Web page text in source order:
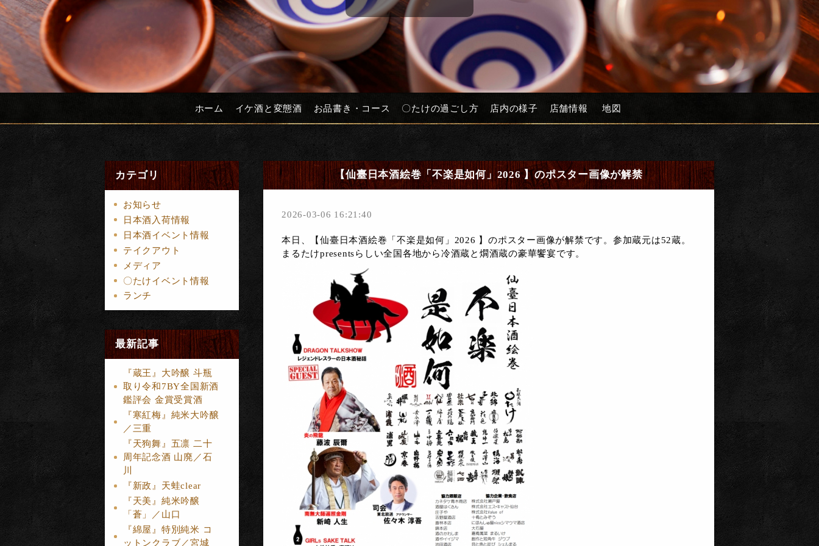
ホーム イケ酒と変態酒 お品書き・コース 〇たけの過ごし方 店内の様子 店舗情報 地図
カテゴリ
お知らせ
日本酒入荷情報
日本酒イベント情報
テイクアウト
メディア
〇たけイベント情報
ランチ
最新記事
『蔵王』大吟醸 斗瓶
取り令和7BY全国新酒
鑑評会 金賞受賞酒
『寒紅梅』純米大吟醸
／三重
『天狗舞』五凛 二十
周年記念酒 山廃／石
川
『新政』天蛙clear
『天美』純米吟醸
「蒼」／山口
『綿屋』特別純米 コ
ットンクラブ／宮城
【仙臺日本酒絵巻「不楽是如何」2026 】のポスター画像が解禁
2026-03-06 16:21:40
本日、【仙臺日本酒絵巻「不楽是如何」2026 】のポスター画像が解禁です。参加蔵元は52蔵。
まるたけpresentsらしい全国各地から冷酒蔵と燗酒蔵の豪華饗宴です。